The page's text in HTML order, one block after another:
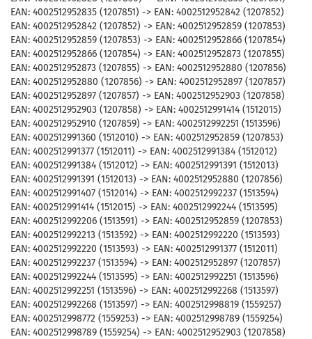
EAN: 4002512952835 (1207851) -> EAN: 4002512952842 (1207852)
EAN: 4002512952842 (1207852) -> EAN: 4002512952859 (1207853)
EAN: 4002512952859 (1207853) -> EAN: 4002512952866 (1207854)
EAN: 4002512952866 (1207854) -> EAN: 4002512952873 (1207855)
EAN: 4002512952873 (1207855) -> EAN: 4002512952880 (1207856)
EAN: 4002512952880 (1207856) -> EAN: 4002512952897 (1207857)
EAN: 4002512952897 (1207857) -> EAN: 4002512952903 (1207858)
EAN: 4002512952903 (1207858) -> EAN: 4002512991414 (1512015)
EAN: 4002512952910 (1207859) -> EAN: 4002512992251 (1513596)
EAN: 4002512991360 (1512010) -> EAN: 4002512952859 (1207853)
EAN: 4002512991377 (1512011) -> EAN: 4002512991384 (1512012)
EAN: 4002512991384 (1512012) -> EAN: 4002512991391 (1512013)
EAN: 4002512991391 (1512013) -> EAN: 4002512952880 (1207856)
EAN: 4002512991407 (1512014) -> EAN: 4002512992237 (1513594)
EAN: 4002512991414 (1512015) -> EAN: 4002512992244 (1513595)
EAN: 4002512992206 (1513591) -> EAN: 4002512952859 (1207853)
EAN: 4002512992213 (1513592) -> EAN: 4002512992220 (1513593)
EAN: 4002512992220 (1513593) -> EAN: 4002512991377 (1512011)
EAN: 4002512992237 (1513594) -> EAN: 4002512952897 (1207857)
EAN: 4002512992244 (1513595) -> EAN: 4002512992251 (1513596)
EAN: 4002512992251 (1513596) -> EAN: 4002512992268 (1513597)
EAN: 4002512992268 (1513597) -> EAN: 4002512998819 (1559257)
EAN: 4002512998772 (1559253) -> EAN: 4002512998789 (1559254)
EAN: 4002512998789 (1559254) -> EAN: 4002512952903 (1207858)